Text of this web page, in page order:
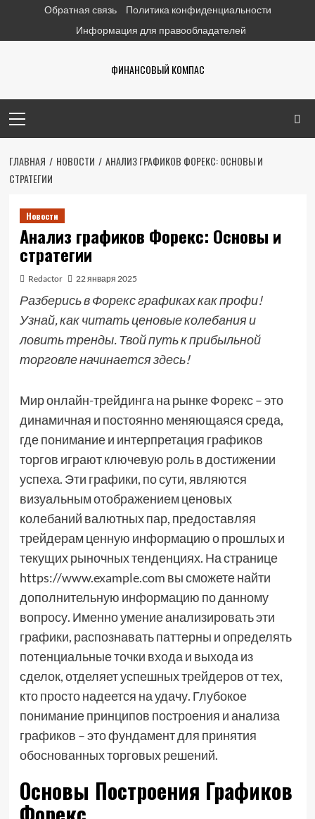
содержимому
Обратная связь
Политика конфиденциальности
Информация для правообладателей
ФИНАНСОВЫЙ КОМПАС
меню
ГЛАВНАЯ НОВОСТИ
АНАЛИЗ ГРАФИКОВ ФОРЕКС: ОСНОВЫ И
СТРАТЕГИИ
Новости
Анализ графиков Форекс: Основы и
стратегии
Redactor 22 января 2025
Разберись в Форекс графиках как профи!
Узнай, как читать ценовые колебания и
ловить тренды. Твой путь к прибыльной
торговле начинается здесь!
Мир онлайн-трейдинга на рынке Форекс – это
динамичная и постоянно меняющаяся среда,
где понимание и интерпретация графиков
торгов играют ключевую роль в достижении
успеха. Эти графики, по сути, являются
визуальным отображением ценовых
колебаний валютных пар, предоставляя
трейдерам ценную информацию о прошлых и
текущих рыночных тенденциях. На странице
https://www.example.com вы сможете найти
дополнительную информацию по данному
вопросу. Именно умение анализировать эти
графики, распознавать паттерны и определять
потенциальные точки входа и выхода из
сделок, отделяет успешных трейдеров от тех,
кто просто надеется на удачу. Глубокое
понимание принципов построения и анализа
графиков – это фундамент для принятия
обоснованных торговых решений.
Основы Построения Графиков